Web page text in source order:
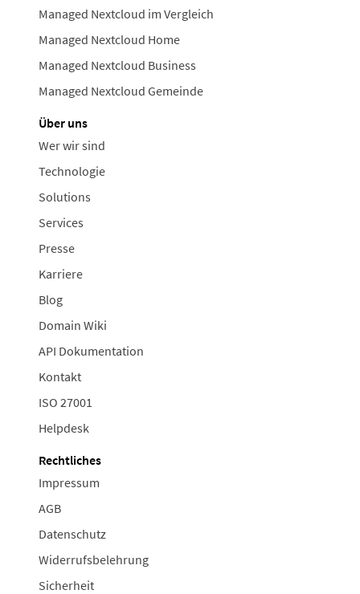
Managed Nextcloud im Vergleich
Managed Nextcloud Home
Managed Nextcloud Business
Managed Nextcloud Gemeinde
Über uns
Wer wir sind
Technologie
Solutions
Services
Presse
Karriere
Blog
Domain Wiki
API Dokumentation
Kontakt
ISO 27001
Helpdesk
Rechtliches
Impressum
AGB
Datenschutz
Widerrufsbelehrung
Sicherheit